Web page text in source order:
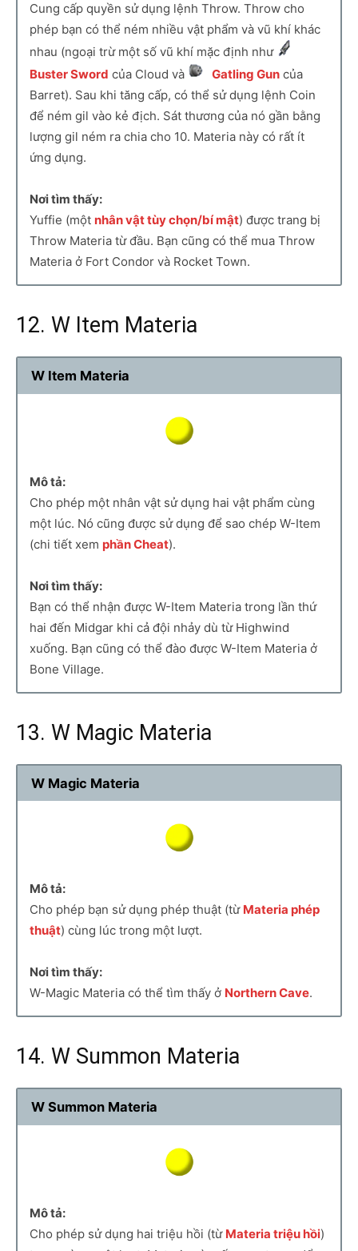
Cung cấp quyền sử dụng lệnh Throw. Throw cho
phép bạn có thể ném nhiều vật phẩm và vũ khí khác
nhau (ngoại trừ một số vũ khí mặc định như
Buster Sword của Cloud và Gatling Gun của
Barret). Sau khi tăng cấp, có thể sử dụng lệnh Coin
để ném gil vào kẻ địch. Sát thương của nó gần bằng
lượng gil ném ra chia cho 10. Materia này có rất ít
ứng dụng.
Nơi tìm thấy:
Yuffie (một nhân vật tùy chọn/bí mật) được trang bị
Throw Materia từ đầu. Bạn cũng có thể mua Throw
Materia ở Fort Condor và Rocket Town.
12. W Item Materia
W Item Materia
Mô tả:
Cho phép một nhân vật sử dụng hai vật phẩm cùng
một lúc. Nó cũng được sử dụng để sao chép W-Item
(chi tiết xem phần Cheat).
Nơi tìm thấy:
Bạn có thể nhận được W-Item Materia trong lần thứ
hai đến Midgar khi cả đội nhảy dù từ Highwind
xuống. Bạn cũng có thể đào được W-Item Materia ở
Bone Village.
13. W Magic Materia
W Magic Materia
Mô tả:
Cho phép bạn sử dụng phép thuật (từ Materia phép
thuật) cùng lúc trong một lượt.
Nơi tìm thấy:
W-Magic Materia có thể tìm thấy ở Northern Cave.
14. W Summon Materia
W Summon Materia
Mô tả:
Cho phép sử dụng hai triệu hồi (từ Materia triệu hồi)